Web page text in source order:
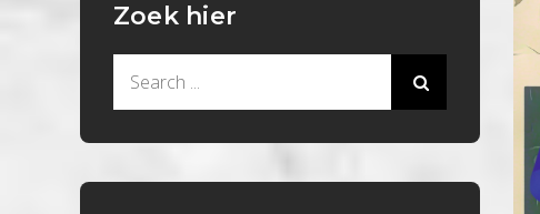
Zoek hier